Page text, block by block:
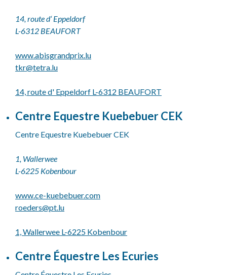
14, route d‘ Eppeldorf
L-6312 BEAUFORT
www.abisgrandprix.lu
tkr@tetra.lu
14, route d' Eppeldorf L-6312 BEAUFORT
Centre Equestre Kuebebuer CEK
Centre Equestre Kuebebuer CEK
1, Wallerwee
L-6225 Kobenbour
www.ce-kuebebuer.com
roeders@pt.lu
1, Wallerwee L-6225 Kobenbour
Centre Équestre Les Ecuries